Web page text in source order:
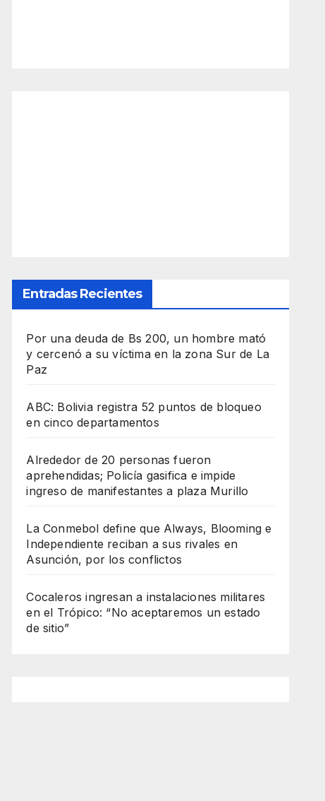
Entradas Recientes
Por una deuda de Bs 200, un hombre mató
y cercenó a su víctima en la zona Sur de La
Paz
ABC: Bolivia registra 52 puntos de bloqueo
en cinco departamentos
Alrededor de 20 personas fueron
aprehendidas; Policía gasifica e impide
ingreso de manifestantes a plaza Murillo
La Conmebol define que Always, Blooming e
Independiente reciban a sus rivales en
Asunción, por los conflictos
Cocaleros ingresan a instalaciones militares
en el Trópico: “No aceptaremos un estado
de sitio”